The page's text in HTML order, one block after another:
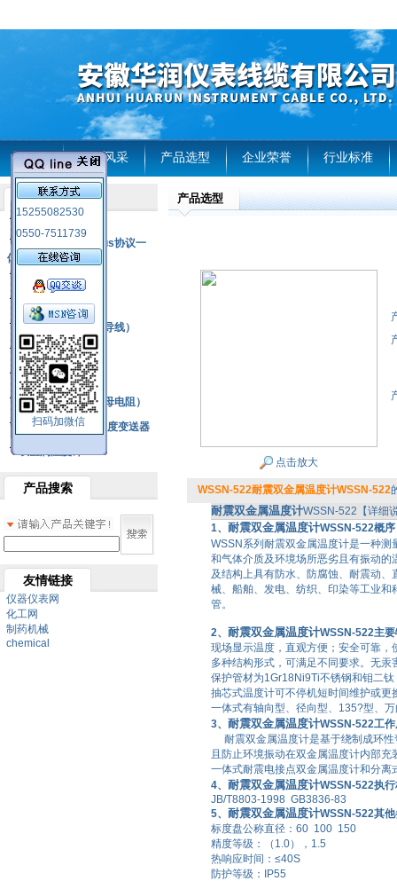
首页 企业风采 产品选型 企业荣誉 行业标准
15255082530
0550-7511739
扫码加微信
产品列表
RS485通讯modbus协议一
体化现场智能仪表
热电偶
压力式温度计
热电偶补偿电缆（导线）
振动传感器
热电阻
铂热电阻元件（云母电阻）
SBW系列一体化温度变送器
双金属温度计
产品搜索
友情链接
仪器仪表网
化工网
制药机械
chemical
产品选型
点击放大
WSSN-522耐震双金属温度计WSSN-522
耐震双金属温度计WSSN-522【详细
1、 耐震双金属温度计WSSN-522概序
WSSN 系列 耐震双金属温度计是一种测
和气体介质及环境场所恶劣且有振动的
及结构上具有防水、防腐蚀、耐震动
械、船舶、发电、纺织、印染等工业
管。
2、 耐震双金属温度计WSSN-522主要
现场显示温度，直观方便；安全可靠，
多种结构形式，可满足不同要求。无汞
保护管材为1Gr18Ni9Ti不锈钢和钼二
抽芯式温度计可不停机短时间维护或更
一体式有轴向型、径向型、
135?型、
3、 耐震双金属温度计WSSN-522工作
耐震双金属温度计是基于绕制成环性
且防止环境振动在双金属温度计内部充
一体式耐震电接点双金属温度计和分离
4、 耐震双金属温度计WSSN-522执行
JB/T8803-1998 GB3836-83
5、 耐震双金属温度计WSSN-522其他
标度盘公称直径： 60 100 150
精度等级：（ 1.0）， 1.5
热响应时间： ≤40S
防护等级：
IP55